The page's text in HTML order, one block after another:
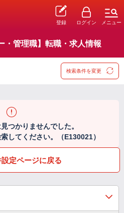
登録 ログイン メニュー
・管理職】転職・求人情報
検索条件を変更
つかりませんでした。
してください。（E130021）
定ページに戻る